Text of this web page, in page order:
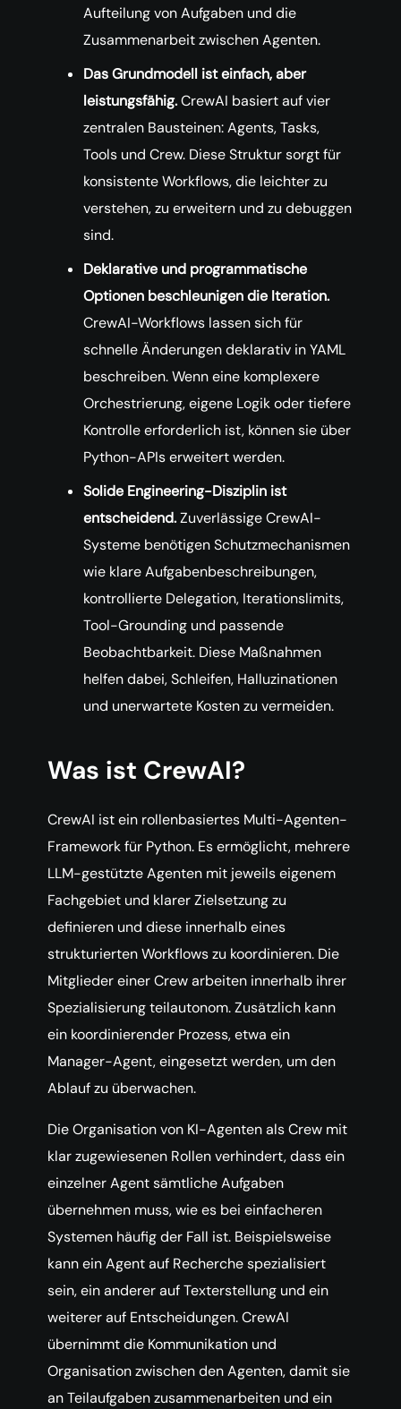
Aufteilung von Aufgaben und die
Zusammenarbeit zwischen Agenten.
Das Grundmodell ist einfach, aber
leistungsfähig.CrewAI basiert auf vier
zentralen Bausteinen: Agents, Tasks,
Tools und Crew. Diese Struktur sorgt für
konsistente Workflows, die leichter zu
verstehen, zu erweitern und zu debuggen
sind.
Deklarative und programmatische
Optionen beschleunigen die Iteration.
CrewAI-Workflows lassen sich für
schnelle Änderungen deklarativ in YAML
beschreiben. Wenn eine komplexere
Orchestrierung, eigene Logik oder tiefere
Kontrolle erforderlich ist, können sie über
Python-APIs erweitert werden.
Solide Engineering-Disziplin ist
entscheidend.Zuverlässige CrewAI-
Systeme benötigen Schutzmechanismen
wie klare Aufgabenbeschreibungen,
kontrollierte Delegation, Iterationslimits,
Tool-Grounding und passende
Beobachtbarkeit. Diese Maßnahmen
helfen dabei, Schleifen, Halluzinationen
und unerwartete Kosten zu vermeiden.
Was ist CrewAI?
CrewAI ist ein rollenbasiertes Multi-Agenten-
Framework für Python. Es ermöglicht, mehrere
LLM-gestützte Agenten mit jeweils eigenem
Fachgebiet und klarer Zielsetzung zu
definieren und diese innerhalb eines
strukturierten Workflows zu koordinieren. Die
Mitglieder einer Crew arbeiten innerhalb ihrer
Spezialisierung teilautonom. Zusätzlich kann
ein koordinierender Prozess, etwa ein
Manager-Agent, eingesetzt werden, um den
Ablauf zu überwachen.
Die Organisation von KI-Agenten als Crew mit
klar zugewiesenen Rollen verhindert, dass ein
einzelner Agent sämtliche Aufgaben
übernehmen muss, wie es bei einfacheren
Systemen häufig der Fall ist. Beispielsweise
kann ein Agent auf Recherche spezialisiert
sein, ein anderer auf Texterstellung und ein
weiterer auf Entscheidungen. CrewAI
übernimmt die Kommunikation und
Organisation zwischen den Agenten, damit sie
an Teilaufgaben zusammenarbeiten und ein